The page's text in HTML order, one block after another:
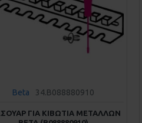
Beta 34.B088880910
ΓΙΑ ΚΙΒΏΤΙΑ ΜΕΤΆΛΛΩΝ